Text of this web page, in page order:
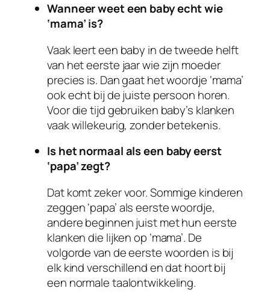
Wanneer weet een baby echt wie
‘mama’ is?
Vaak leert een baby in de tweede helft
van het eerste jaar wie zijn moeder
precies is. Dan gaat het woordje ‘mama’
ook echt bij de juiste persoon horen.
Voor die tijd gebruiken baby’s klanken
vaak willekeurig, zonder betekenis.
Is het normaal als een baby eerst
‘papa’ zegt?
Dat komt zeker voor. Sommige kinderen
zeggen ‘papa’ als eerste woordje,
andere beginnen juist met hun eerste
klanken die lijken op ‘mama’. De
volgorde van de eerste woorden is bij
elk kind verschillend en dat hoort bij
een normale taalontwikkeling.